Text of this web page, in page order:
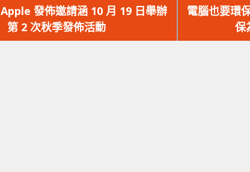
一
篇
文
發佈邀請涵 10 月 19 日舉辦
第 2 次秋季發佈活動
電腦也要環
保